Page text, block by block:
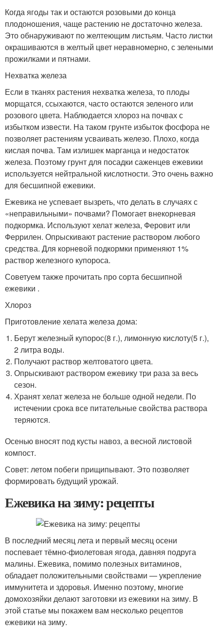
Когда ягоды так и остаются розовыми до конца
плодоношения, чаще растению не достаточно железа.
Это обнаруживают по желтеющим листьям. Часто листки
окрашиваются в желтый цвет неравномерно, с зелеными
прожилками и пятнами.
Нехватка железа
Если в тканях растения нехватка железа, то плоды
морщатся, ссыхаются, часто остаются зеленого или
розового цвета. Наблюдается хлороз на почвах с
избытком извести. На таком грунте избыток фосфора не
позволяет растениям усваивать железо. Плохо, когда
кислая почва. Там излишек марганца и недостаток
железа. Поэтому грунт для посадки саженцев ежевики
используется нейтральной кислотности. Это очень важно
для бесшипной ежевики.
Ежевика не успевает вызреть, что делать в случаях с
«неправильными» почвами? Помогает внекорневая
подкормка. Используют хелат железа, Феровит или
Феррилен. Опрыскивают растение раствором любого
средства. Для корневой подкормки применяют 1%
раствор железного купороса.
Советуем также прочитать про сорта бесшипной
ежевики .
Хлороз
Приготовление хелата железа дома:
Берут железный купорос(8 г.), лимонную кислоту(5 г.),
2 литра воды.
Получают раствор желтоватого цвета.
Опрыскивают раствором ежевику три раза за весь
сезон.
Хранят хелат железа не больше одной недели. По
истечении срока все питательные свойства раствора
теряются.
Осенью вносят под кусты навоз, а весной листовой
компост.
Совет: летом побеги прищипывают. Это позволяет
формировать будущий урожай.
Ежевика на зиму: рецепты
В последний месяц лета и первый месяц осени
поспевает тёмно-фиолетовая ягода, давняя подруга
малины. Ежевика, помимо полезных витаминов,
обладает положительными свойствами — укрепление
иммунитета и здоровья. Именно поэтому, многие
домохозяйки делают заготовки из ежевики на зиму. В
этой статье мы покажем вам несколько рецептов
ежевики на зиму.